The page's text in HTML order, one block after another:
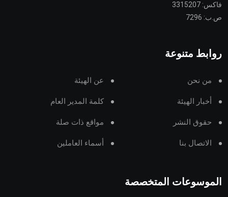
فاكس: 3315207
ص.ب: 7296
روابط متنوعة
من نحن عن الهيئة
أخبار الهيئة كلمة المدير العام
حقوق النشر مواقع ذات صلة
الاتصال بنا أسماء العاملين
الموسوعات المتخصصة